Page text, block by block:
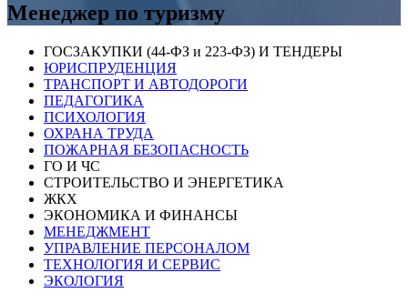
Менеджер по туризму
ГОСЗАКУПКИ (44-ФЗ и 223-ФЗ) И ТЕНДЕРЫ
ЮРИСПРУДЕНЦИЯ
ТРАНСПОРТ И АВТОДОРОГИ
ПЕДАГОГИКА
ПСИХОЛОГИЯ
ОХРАНА ТРУДА
ПОЖАРНАЯ БЕЗОПАСНОСТЬ
ГО И ЧС
СТРОИТЕЛЬСТВО И ЭНЕРГЕТИКА
ЖКХ
ЭКОНОМИКА И ФИНАНСЫ
МЕНЕДЖМЕНТ
УПРАВЛЕНИЕ ПЕРСОНАЛОМ
ТЕХНОЛОГИЯ И СЕРВИС
ЭКОЛОГИЯ